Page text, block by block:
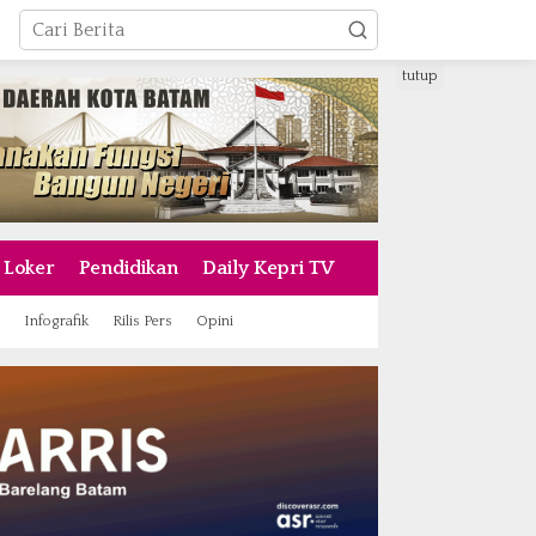
Loker Pendidikan Daily Kepri TV
Infografik Rilis Pers Opini
tutup